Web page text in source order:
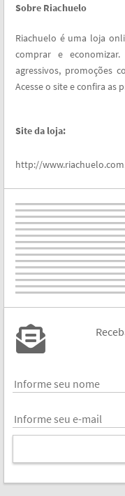
Sobre Riachuelo
Riachuelo é uma loja
comprar e
agressivos, promoções
Acesse o site e confira as
Site da loja:
http://